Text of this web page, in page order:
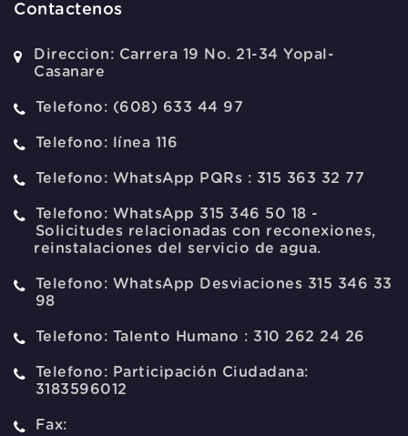
Contactenos
Direccion: Carrera 19 No. 21-34 Yopal-
Casanare
Telefono: (608) 633 44 97
Telefono: línea 116
Telefono: WhatsApp PQRs : 315 363 32 77
Telefono: WhatsApp 315 346 50 18 -
Solicitudes relacionadas con reconexiones,
reinstalaciones del servicio de agua.
Telefono: WhatsApp Desviaciones 315 346 33
98
Telefono: Talento Humano : 310 262 24 26
Telefono: Participación Ciudadana:
3183596012
Fax: